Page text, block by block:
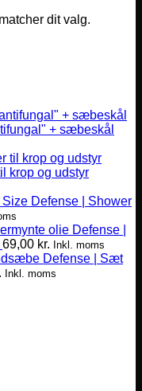
dit valg.
+ sæbeskål
krop og udstyr
Defense | Shower
Defense |
69,00 kr. Inkl. moms
Defense | Sæt
Inkl. moms